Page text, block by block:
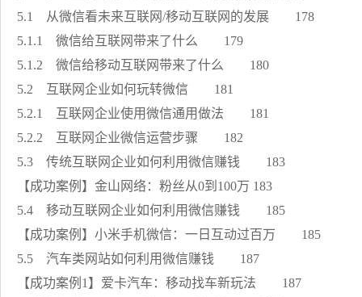
5.1 从微信看未来互联网/移动互联网的发展 178
5.1.1 微信给互联网带来了什么 179
5.1.2 微信给移动互联网带来了什么 180
5.2 互联网企业如何玩转微信 181
5.2.1 互联网企业使用微信通用做法 181
5.2.2 互联网企业微信运营步骤 182
5.3 传统互联网企业如何利用微信赚钱 183
【成功案例】金山网络：粉丝从0到100万 183
5.4 移动互联网企业如何利用微信赚钱 185
【成功案例】小米手机微信：一日互动过百万 185
5.5 汽车类网站如何利用微信赚钱 187
【成功案例1】爱卡汽车：移动找车新玩法 187